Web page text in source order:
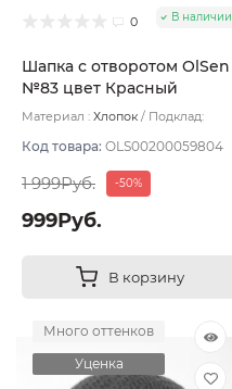
0 В наличии
Шапка с отворотом OlSen
№83 цвет Красный
Материал : Хлопок
Подклад:
Код товара: OLS00200059804
1 999Руб. -50%
999Руб.
В корзину
Много оттенков
Уценка